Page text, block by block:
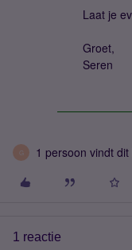
Laat je
Groet,
Seren
G 1 persoon vindt dit
1 reactie